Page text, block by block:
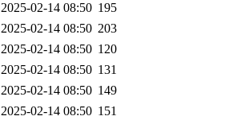
2025-02-14 08:50 195
2025-02-14 08:50 203
2025-02-14 08:50 120
2025-02-14 08:50 131
2025-02-14 08:50 149
2025-02-14 08:50 151